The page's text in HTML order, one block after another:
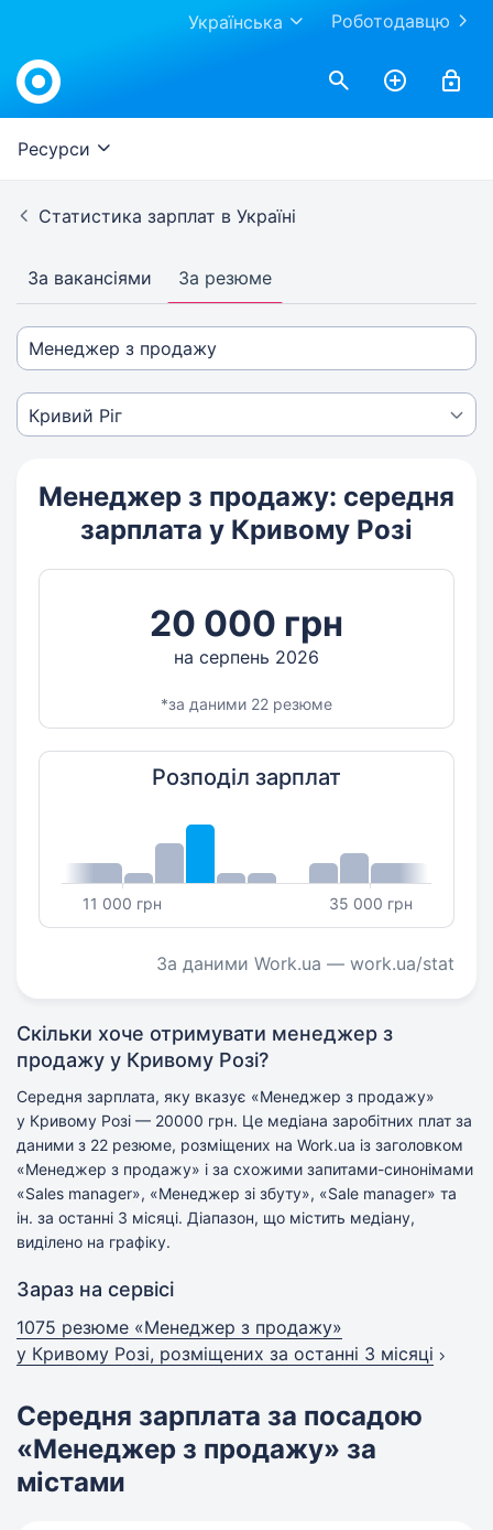
Роботодавцю
Українська
Ресурси
Статистика зарплат в Україні
За вакансіями За резюме
Менеджер з продажу: середня
зарплата у Кривому Розі
20 000 грн
на серпень 2026
*за даними 22 резюме
Розподіл зарплат
11 000 грн 35 000 грн
За даними Work.ua — work.ua/stat
Скільки хоче отримувати менеджер з
продажу у Кривому Розі?
Середня зарплата, яку вказує «Менеджер з продажу»
у Кривому Розі — 20000 грн. Це медіана заробітних плат за
даними з 22 резюме, розміщених на Work.ua із заголовком
«Менеджер з продажу» і за схожими запитами-синонімами
«Sales manager», «Менеджер зі збуту», «Sale manager» та
ін. за останні 3 місяці. Діапазон, що містить медіану,
виділено на графіку.
Зараз на сервісі
1075 резюме «Менеджер з продажу»
у Кривому Розі, розміщених за останні 3 місяці
Середня зарплата за посадою
«Менеджер з продажу» за
містами